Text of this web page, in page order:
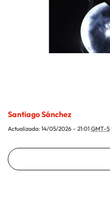
Santiago Sánchez
Actualizada: 14/05/2026 - 21:01 GMT-5